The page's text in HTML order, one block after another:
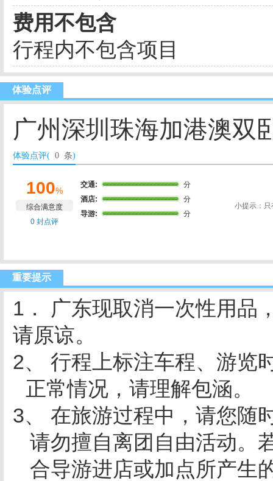
费用不包含
行程内不包含项目
体验点评
广州深圳珠海加港澳双
体验点评( 0 条)
100%
综合满意度
0 封点评
交通:
分
酒店:
分
导游:
分
小提示：
重要提示
1 ． 广东现取消一次性用品
请原谅。
2、 行程上标注车程、游览
正常情况，请理解包涵。
3、 在旅游过程中，请您随
请勿擅自离团自由活动。
合导游进店或加点所产生